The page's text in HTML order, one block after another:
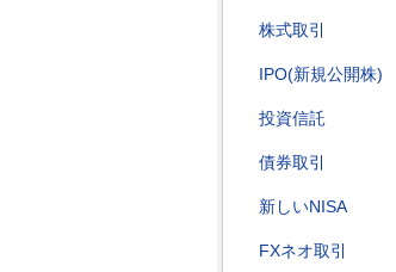
株式取引
IPO(新規公開株)
投資信託
債券取引
新しいNISA
FXネオ取引